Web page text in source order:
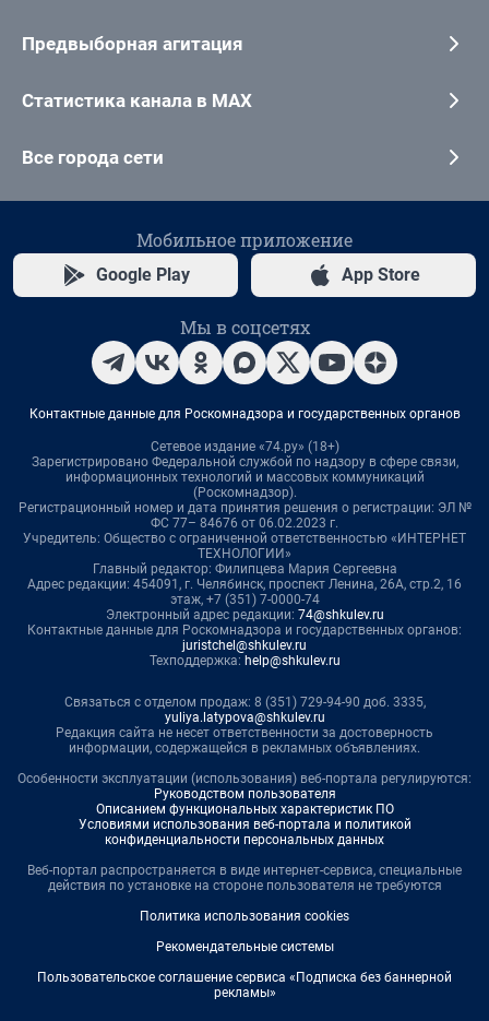
Предвыборная агитация
Статистика канала в MAX
Все города сети
Мобильное приложение
Google Play App Store
Мы в соцсетях
Контактные данные для Роскомнадзора и государственных органов
Сетевое издание «74.ру» (18+)
Зарегистрировано Федеральной службой по надзору в сфере связи,
информационных технологий и массовых коммуникаций
(Роскомнадзор).
Регистрационный номер и дата принятия решения о регистрации: ЭЛ №
ФС 77– 84676 от 06.02.2023 г.
Учредитель: Общество с ограниченной ответственностью «ИНТЕРНЕТ
ТЕХНОЛОГИИ»
Главный редактор: Филипцева Мария Сергеевна
Адрес редакции: 454091, г. Челябинск, проспект Ленина, 26А, стр.2, 16
этаж, +7 (351) 7-0000-74
Электронный адрес редакции: 74@shkulev.ru
Контактные данные для Роскомнадзора и государственных органов:
juristchel@shkulev.ru
Техподдержка: help@shkulev.ru
Связаться с отделом продаж: 8 (351) 729-94-90 доб. 3335,
yuliya.latypova@shkulev.ru
Редакция сайта не несет ответственности за достоверность
информации, содержащейся в рекламных объявлениях.
Особенности эксплуатации (использования) веб-портала регулируются:
Руководством пользователя
Описанием функциональных характеристик ПО
Условиями использования веб-портала и политикой
конфиденциальности персональных данных
Веб-портал распространяется в виде интернет-сервиса, специальные
действия по установке на стороне пользователя не требуются
Политика использования cookies
Рекомендательные системы
Пользовательское соглашение сервиса «Подписка без баннерной
рекламы»